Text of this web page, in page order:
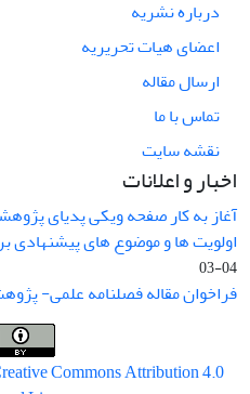
درباره نشریه
اعضای هیات تحریریه
ارسال مقاله
تماس با ما
نقشه سایت
اخبار و اعلانات
آغاز به کار صفحه ویکی پدیای
اولویت ها و موضوع های پیشنهادی
04-03
فراخوان مقاله فصلنامه علمی-
Commons Attribution 4.0